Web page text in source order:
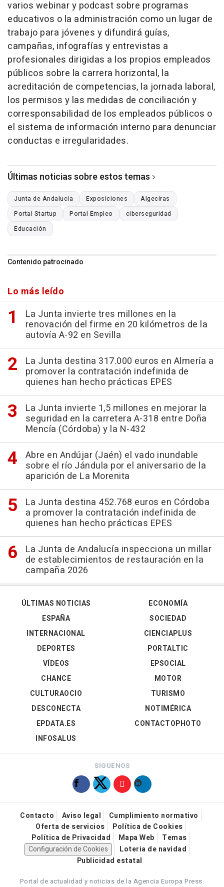
varios webinar y podcast sobre programas
educativos o la administración como un lugar de
trabajo para jóvenes y difundirá guías,
campañas, infografías y entrevistas a
profesionales dirigidas a los propios empleados
públicos sobre la carrera horizontal, la
acreditación de competencias, la jornada laboral,
los permisos y las medidas de conciliación y
corresponsabilidad de los empleados públicos o
el sistema de información interno para denunciar
conductas e irregularidades.
Últimas noticias sobre estos temas
Junta de Andalucía Exposiciones
Algeciras
Portal Startup
Portal Empleo
ciberseguridad
Educación
Contenido patrocinado
Lo más leído
La Junta invierte tres millones en la
renovación del firme en 20 kilómetros de la
autovía A-92 en Sevilla
La Junta destina 317.000 euros en Almería a
promover la contratación indefinida de
quienes han hecho prácticas EPES
La Junta invierte 1,5 millones en mejorar la
seguridad en la carretera A-318 entre Doña
Mencía (Córdoba) y la N-432
Abre en Andújar (Jaén) el vado inundable
sobre el río Jándula por el aniversario de la
aparición de La Morenita
La Junta destina 452.768 euros en Córdoba
a promover la contratación indefinida de
quienes han hecho prácticas EPES
La Junta de Andalucía inspecciona un millar
de establecimientos de restauración en la
campaña 2026
ÚLTIMAS NOTICIAS
ESPAÑA
INTERNACIONAL
DEPORTES
VÍDEOS
ECONOMÍA
SOCIEDAD
CIENCIAPLUS
PORTALTIC
EPSOCIAL
CHANCE
CULTURAOCIO
DESCONECTA
EPDATA.ES
INFOSALUS
MOTOR
TURISMO
NOTIMÉRICA
CONTACTOPHOTO
SÍGUENOS
Contacto Aviso legal
Cumplimiento normativo
Oferta de servicios
Política de Cookies
Política de Privacidad
Mapa Web
Temas
Configuración de Cookies
Loteria de navidad
Publicidad estatal
Portal de actualidad y noticias de la Agencia Europa Press.